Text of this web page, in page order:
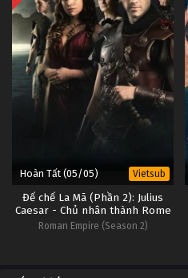
Hoàn Tất (05/05) Vietsub
Đế chế La Mã (Phần 2): Julius
Caesar - Chủ nhân thành Rome
Roman Empire (Season 2)